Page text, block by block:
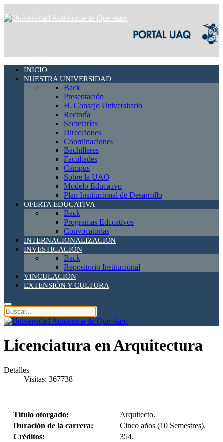
INICIO
NUESTRA UNIVERSIDAD
Back
Presentación
H. Consejo Universitario
Rectoría
Secretarías
Direcciones
Coordinaciones
Bachilleres
Facultades
Campus
Sobre la UAQ
Modelo Educativo
Plan Institucional de Desarrollo
OFERTA EDUCATIVA
Back
Programas Educativos
Convocatorias
INTERNACIONALIZACIÓN
INVESTIGACIÓN
Back
Repositorio Institucional
VINCULACIÓN
EXTENSIÓN Y CULTURA
Licenciatura en Arquitectura
Detalles
Visitas: 367738
Título otorgado:
Arquitecto.
Duración de la carrera:
Cinco años (10 Semestres).
Créditos:
354.